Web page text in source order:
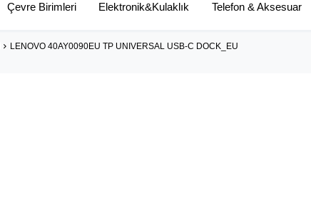
Çevre Birimleri Elektronik&Kulaklık Telefon & Aksesuar
LENOVO 40AY0090EU TP UNIVERSAL USB-C DOCK_EU